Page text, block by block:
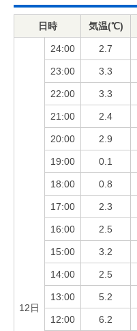
日時 気温(℃)
12日
24:00 2.7
23:00 3.3
22:00 3.3
21:00 2.4
20:00 2.9
19:00 0.1
18:00 0.8
17:00 2.3
16:00 2.5
15:00 3.2
14:00 2.5
13:00 5.2
12:00 6.2